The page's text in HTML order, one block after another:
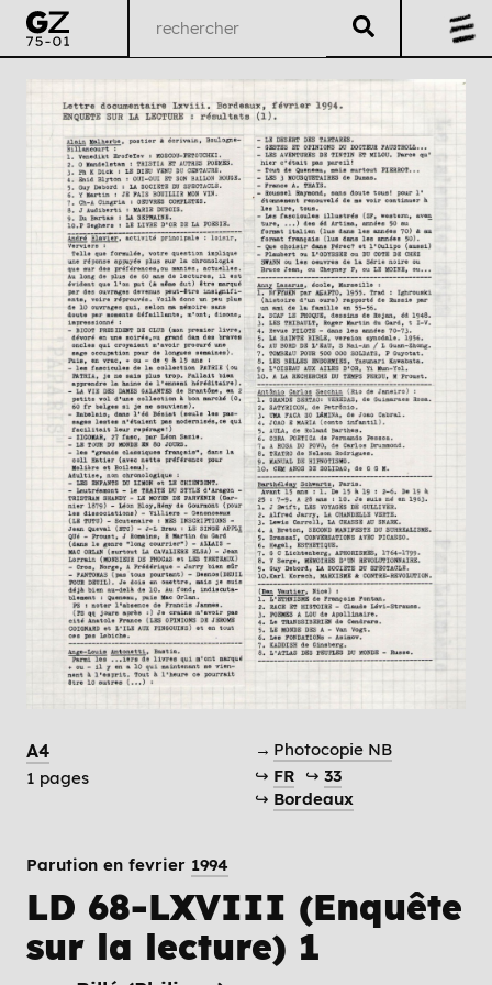
A4
1 pages
→ Photocopie NB
↪ FR ↪ 33
↪ Bordeaux
Parution en fevrier 1994
LD 68-LXVIII (Enquête
sur la lecture) 1